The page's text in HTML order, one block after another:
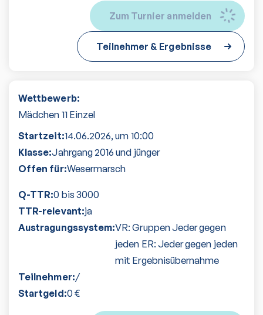
Zum Turnier anmelden
Teilnehmer & Ergebnisse
Wettbewerb:
Mädchen 11 Einzel
Startzeit:14.06.2026, um 10:00
Klasse:Jahrgang 2016 und jünger
Offen für:Wesermarsch
Q-TTR:0 bis 3000
TTR-relevant:ja
Austragungssystem:VR: Gruppen Jeder gegen
jeden ER: Jeder gegen jeden
mit Ergebnisübernahme
Teilnehmer:/
Startgeld:0 €